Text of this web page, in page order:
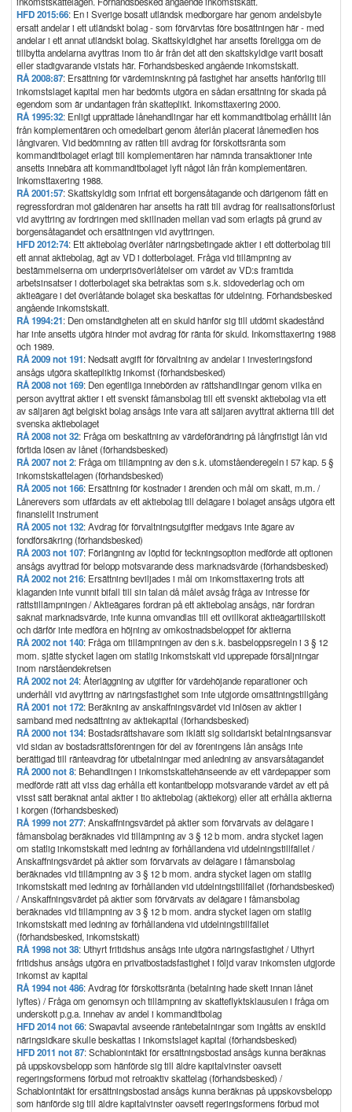
HFD 2015:66: En i Sverige bosatt utländsk medborgare har genom andelsbyte
ersatt andelar i ett utländskt bolag - som förvärvtas före bosättningen här - med
andelar i ett annat utländskt bolag. Skattskyldighet har ansetts föreligga om de
tillbytta andelarna avyttras inom tio år från det att den skattskyldige varit bosatt
eller stadigvarande vistats här. Förhandsbesked angående inkomstskatt.
RÅ 2008:87: Ersättning för värdeminskning på fastighet har ansetts hänförlig till
inkomstslaget kapital men har bedömts utgöra en sådan ersättning för skada på
egendom som är undantagen från skatteplikt. Inkomsttaxering 2000.
RÅ 1995:32: Enligt upprättade lånehandlingar har ett kommanditbolag erhållit lån
från komplementären och omedelbart genom återlån placerat lånemedlen hos
långivaren. Vid bedömning av rätten till avdrag för förskottsränta som
kommanditbolaget erlagt till komplementären har nämnda transaktioner inte
ansetts innebära att kommanditbolaget lyft något lån från komplementären.
Inkomsttaxering 1988.
RÅ 2001:57: Skattskyldig som infriat ett borgensåtagande och därigenom fått en
regressfordran mot gäldenären har ansetts ha rätt till avdrag för realisationsförlust
vid avyttring av fordringen med skillnaden mellan vad som erlagts på grund av
borgensåtagandet och ersättningen vid avyttringen.
HFD 2012:74: Ett aktiebolag överlåter näringsbetingade aktier i ett dotterbolag till
ett annat aktiebolag, ägt av VD i dotterbolaget. Fråga vid tillämpning av
bestämmelserna om underprisöverlåtelser om värdet av VD:s framtida
arbetsinsatser i dotterbolaget ska betraktas som s.k. sidovederlag och om
aktieägare i det överlåtande bolaget ska beskattas för utdelning. Förhandsbesked
angående inkomstskatt.
RÅ 1994:21: Den omständigheten att en skuld hänför sig till utdömt skadestånd
har inte ansetts utgöra hinder mot avdrag för ränta för skuld. Inkomsttaxering 1988
och 1989.
RÅ 2009 not 191: Nedsatt avgift för förvaltning av andelar i investeringsfond
ansågs utgöra skattepliktig inkomst (förhandsbesked)
RÅ 2008 not 169: Den egentliga innebörden av rättshandlingar genom vilka en
person avyttrat aktier i ett svenskt fåmansbolag till ett svenskt aktiebolag via ett
av säljaren ägt belgiskt bolag ansågs inte vara att säljaren avyttrat aktierna till det
svenska aktiebolaget
RÅ 2008 not 32: Fråga om beskattning av värdeförändring på långfristigt lån vid
förtida lösen av lånet (förhandsbesked)
RÅ 2007 not 2: Fråga om tillämpning av den s.k. utomståenderegeln i 57 kap. 5 §
inkomstskattelagen (förhandsbesked)
RÅ 2005 not 166: Ersättning för kostnader i ärenden och mål om skatt, m.m. /
Lånerevers som utfärdats av ett aktiebolag till delägare i bolaget ansågs utgöra ett
finansiellt instrument
RÅ 2005 not 132: Avdrag för förvaltningsutgifter medgavs inte ägare av
fondförsäkring (förhandsbesked)
RÅ 2003 not 107: Förlängning av löptid för teckningsoption medförde att optionen
ansågs avyttrad för belopp motsvarande dess marknadsvärde (förhandsbesked)
RÅ 2002 not 216: Ersättning beviljades i mål om inkomsttaxering trots att
klaganden inte vunnit bifall till sin talan då målet avsåg fråga av intresse för
rättstillämpningen / Aktieägares fordran på ett aktiebolag ansågs, när fordran
saknat marknadsvärde, inte kunna omvandlas till ett ovillkorat aktieägartillskott
och därför inte medföra en höjning av omkostnadsbeloppet för aktierna
RÅ 2002 not 140: Fråga om tillämpningen av den s.k. basbeloppsregeln i 3 § 12
mom. sjätte stycket lagen om statlig inkomstskatt vid upprepade försäljningar
inom närståendekretsen
RÅ 2002 not 24: Återläggning av utgifter för värdehöjande reparationer och
underhåll vid avyttring av näringsfastighet som inte utgjorde omsättningstillgång
RÅ 2001 not 172: Beräkning av anskaffningsvärdet vid inlösen av aktier i
samband med nedsättning av aktiekapital (förhandsbesked)
RÅ 2000 not 134: Bostadsrättshavare som iklätt sig solidariskt betalningsansvar
vid sidan av bostadsrättsföreningen för del av föreningens lån ansågs inte
berättigad till ränteavdrag för utbetalningar med anledning av ansvarsåtagandet
RÅ 2000 not 8: Behandlingen i inkomstskattehänseende av ett värdepapper som
medförde rätt att viss dag erhålla ett kontantbelopp motsvarande värdet av ett på
visst sätt beräknat antal aktier i tio aktiebolag (aktiekorg) eller att erhålla aktierna
i korgen (förhandsbesked)
RÅ 1999 not 277: Anskaffningsvärdet på aktier som förvärvats av delägare i
fåmansbolag beräknades vid tillämpning av 3 § 12 b mom. andra stycket lagen
om statlig inkomstskatt med ledning av förhållandena vid utdelningstillfället /
Anskaffningsvärdet på aktier som förvärvats av delägare i fåmansbolag
beräknades vid tillämpning av 3 § 12 b mom. andra stycket lagen om statlig
inkomstskatt med ledning av förhållanden vid utdelningstillfället (förhandsbesked)
/ Anskaffningsvärdet på aktier som förvärvats av delägare i fåmansbolag
beräknades vid tillämpning av 3 § 12 b mom. andra stycket lagen om statlig
inkomstskatt med ledning av förhållandena vid utdelningstillfället
(förhandsbesked, inkomstskatt)
RÅ 1998 not 38: Uthyrt fritidshus ansågs inte utgöra näringsfastighet / Uthyrt
fritidshus ansågs utgöra en privatbostadsfastighet i följd varav inkomsten utgjorde
inkomst av kapital
RÅ 1994 not 486: Avdrag för förskottsränta (betalning hade skett innan lånet
lyftes) / Fråga om genomsyn och tillämpning av skatteflyktsklausulen i fråga om
underskott p.g.a. innehav av andel i kommanditbolag
HFD 2014 not 66: Swapavtal avseende räntebetalningar som ingåtts av enskild
näringsidkare skulle beskattas i inkomstslaget kapital (förhandsbesked)
HFD 2011 not 87: Schablonintäkt för ersättningsbostad ansågs kunna beräknas
på uppskovsbelopp som hänförde sig till äldre kapitalvinster oavsett
regeringsformens förbud mot retroaktiv skattelag (förhandsbesked) /
Schablonintäkt för ersättningsbostad ansågs kunna beräknas på uppskovsbelopp
som hänförde sig till äldre kapitalvinster oavsett regeringsformens förbud mot